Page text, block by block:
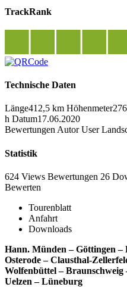
TrackRank
Technische Daten
Länge412,5 km Höhenmeter
h Datum17.06.2020
Bewertungen Autor User
Statistik
624 Views Bewertungen 26
Bewerten
Tourenblatt
Anfahrt
Downloads
Hann. Münden – Göttingen –
Osterode – Clausthal-
Wolfenbüttel –
Uelzen – Lüneburg